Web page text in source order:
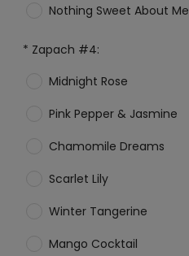
Nothing Sweet About Me
* Zapach #4:
Midnight Rose
Pink Pepper & Jasmine
Chamomile Dreams
Scarlet Lily
Winter Tangerine
Mango Cocktail